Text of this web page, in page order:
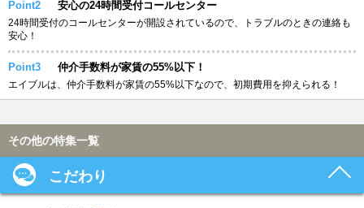
Point2 安心の24時間受付コールセンター
24時間受付のコールセンターが開設されているので、トラブルのときの連絡も
安心！
Point3 仲介手数料が家賃の55%以下！
エイブルは、仲介手数料が家賃の55%以下なので、初期費用を抑えられる！
その他の特集一覧
こだわり